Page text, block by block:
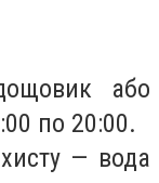
або
по 20:00.
— вода